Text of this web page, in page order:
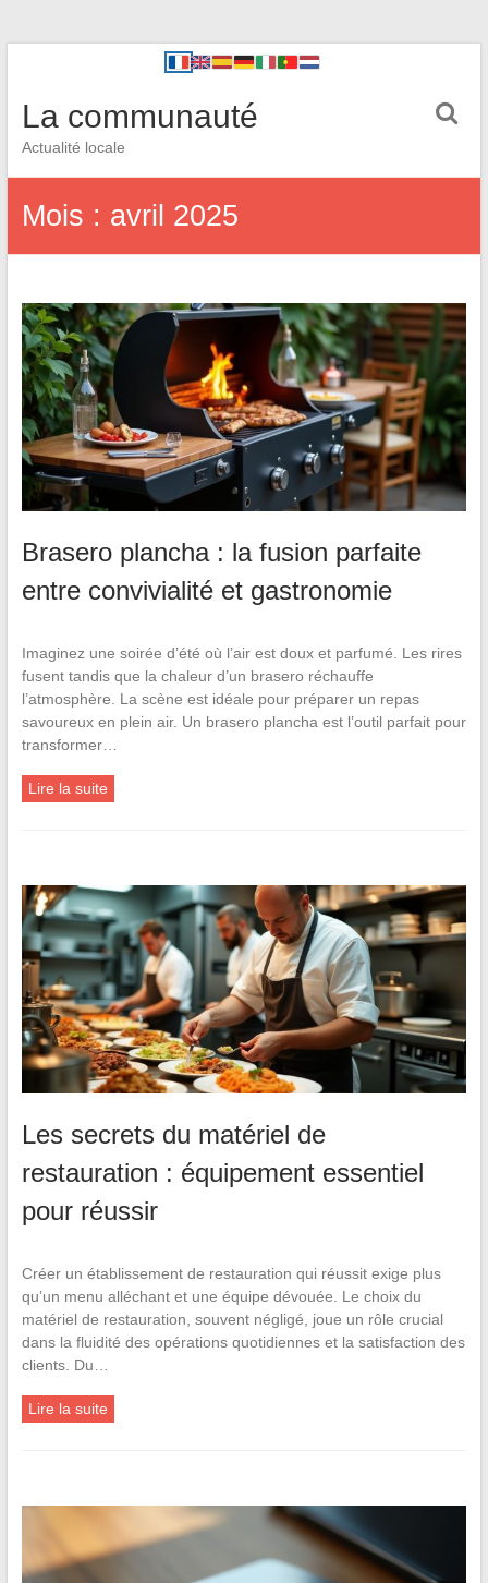
La communauté
Actualité locale
Mois : avril 2025
Brasero plancha : la fusion parfaite
entre convivialité et gastronomie
Imaginez une soirée d’été où l’air est doux et parfumé. Les rires
fusent tandis que la chaleur d’un brasero réchauffe
l’atmosphère. La scène est idéale pour préparer un repas
savoureux en plein air. Un brasero plancha est l’outil parfait pour
transformer…
Lire la suite
Les secrets du matériel de
restauration : équipement essentiel
pour réussir
Créer un établissement de restauration qui réussit exige plus
qu’un menu alléchant et une équipe dévouée. Le choix du
matériel de restauration, souvent négligé, joue un rôle crucial
dans la fluidité des opérations quotidiennes et la satisfaction des
clients. Du…
Lire la suite